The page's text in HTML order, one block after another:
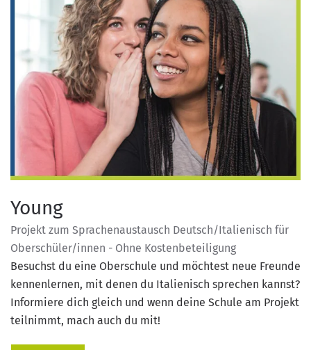
Young
Projekt zum Sprachenaustausch Deutsch/Italienisch für
Oberschüler/innen - Ohne Kostenbeteiligung
Besuchst du eine Oberschule und möchtest neue Freunde
kennenlernen, mit denen du Italienisch sprechen kannst?
Informiere dich gleich und wenn deine Schule am Projekt
teilnimmt, mach auch du mit!